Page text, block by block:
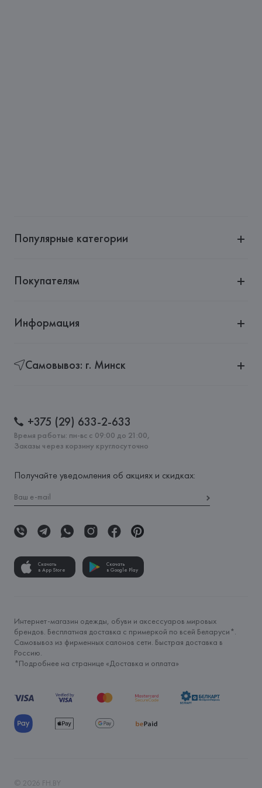
Популярные категории
Покупателям
Информация
Самовывоз: г. Минск
+375 (29) 633-2-633
Время работы: пн-вс с 09:00 до 21:00,
Заказы через корзину круглосуточно
Получайте уведомления об акциях и скидках:
Скачать
в App Store
Скачать
в Google Play
Интернет-магазин одежды, обуви и аксессуаров мировых
брендов. Бесплатная доставка с примеркой по всей Беларуси*.
Самовывоз из фирменных салонов сети. Быстрая доставка в
Россию.
*Подробнее на странице «Доставка и оплата»
© 2026 FH.BY